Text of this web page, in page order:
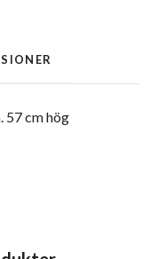
57 cm hög